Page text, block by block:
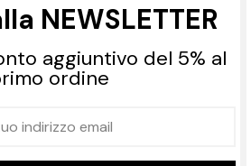
NEWSLETTER
aggiuntivo del 5% al
ordine